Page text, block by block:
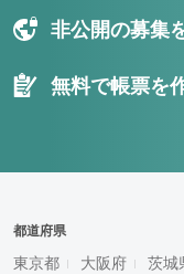
非公開の募集
無料で帳票を
都道府県
東京都 大阪府 茨城